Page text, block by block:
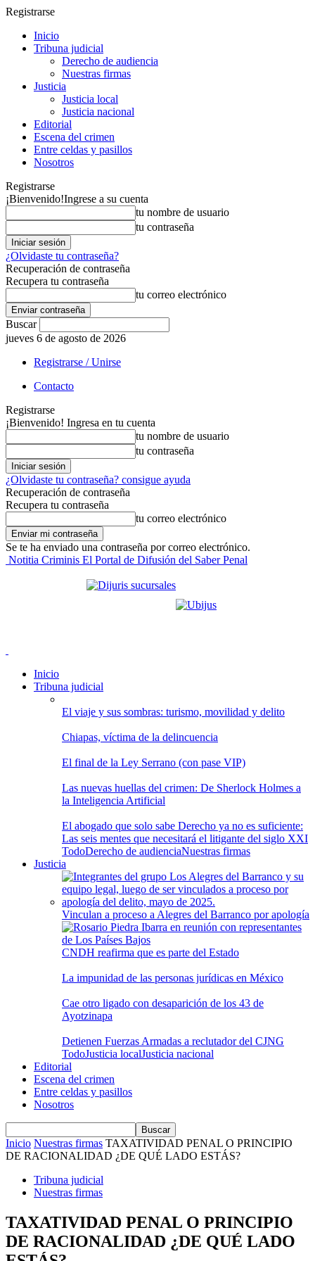
Registrarse
Inicio
Tribuna judicial
Derecho de audiencia
Nuestras firmas
Justicia
Justicia local
Justicia nacional
Editorial
Escena del crimen
Entre celdas y pasillos
Nosotros
Registrarse
¡Bienvenido!Ingrese a su cuenta
tu nombre de usuario
tu contraseña
¿Olvidaste tu contraseña?
Recuperación de contraseña
Recupera tu contraseña
tu correo electrónico
Buscar
jueves 6 de agosto de 2026
Registrarse / Unirse
Contacto
Registrarse
¡Bienvenido! Ingresa en tu cuenta
tu nombre de usuario
tu contraseña
¿Olvidaste tu contraseña? consigue ayuda
Recuperación de contraseña
Recupera tu contraseña
tu correo electrónico
Se te ha enviado una contraseña por correo electrónico.
Notitia Criminis El Portal de Difusión del Saber Penal
Inicio
Tribuna judicial
El viaje y sus sombras: turismo, movilidad y delito
Chiapas, víctima de la delincuencia
El final de la Ley Serrano (con pase VIP)
Las nuevas huellas del crimen: De Sherlock Holmes a
la Inteligencia Artificial
El abogado que solo sabe Derecho ya no es suficiente:
Las seis mentes que necesitará el litigante del siglo XXI
TodoDerecho de audienciaNuestras firmas
Justicia
Vinculan a proceso a Alegres del Barranco por apología
CNDH reafirma que es parte del Estado
La impunidad de las personas jurídicas en México
Cae otro ligado con desaparición de los 43 de
Ayotzinapa
Detienen Fuerzas Armadas a reclutador del CJNG
TodoJusticia localJusticia nacional
Editorial
Escena del crimen
Entre celdas y pasillos
Nosotros
Inicio Nuestras firmas TAXATIVIDAD PENAL O PRINCIPIO
DE RACIONALIDAD ¿DE QUÉ LADO ESTÁS?
Tribuna judicial
Nuestras firmas
TAXATIVIDAD PENAL O PRINCIPIO
DE RACIONALIDAD ¿DE QUÉ LADO